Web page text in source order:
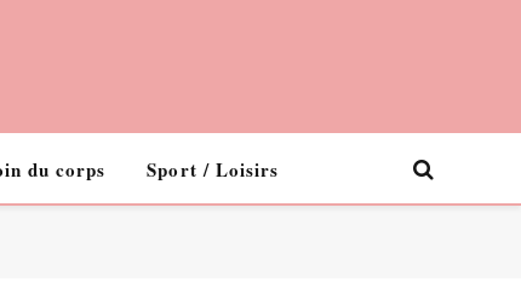
du corps Sport / Loisirs